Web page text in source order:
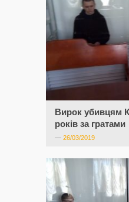
Вирок убивцям
років за гратами
— 26/03/2019